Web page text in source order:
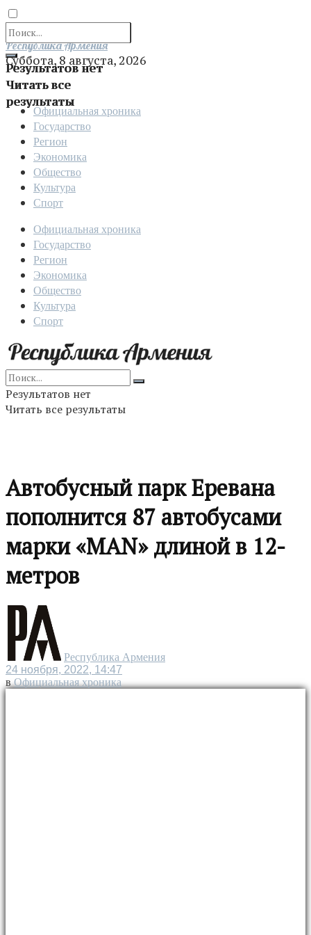
Результатов нет
Читать все
результаты
Отправить
Республика Армения
Суббота, 8 августа, 2026
Официальная хроника
Государство
Регион
Экономика
Общество
Культура
Спорт
Официальная хроника
Государство
Регион
Экономика
Общество
Культура
Спорт
Результатов нет
Читать все результаты
Автобусный парк Еревана
пополнится 87 автобусами
марки «MAN» длиной в 12-
метров
Республика Армения
24 ноября, 2022, 14:47
в Официальная хроника